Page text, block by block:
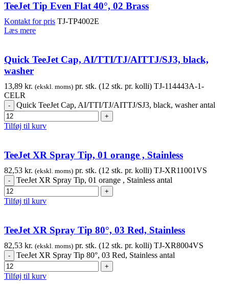
TeeJet Tip Even Flat 40°, 02 Brass
Kontakt for pris TJ-TP4002E
Læs mere
Quick TeeJet Cap, AI/TTI/TJ/AITTJ/SJ3, black,
washer
13,89 kr. (ekskl. moms) pr. stk. (12 stk. pr. kolli) TJ-114443A-1-
CELR
Quick TeeJet Cap, AI/TTI/TJ/AITTJ/SJ3, black, washer antal
Tilføj til kurv
TeeJet XR Spray Tip, 01 orange , Stainless
82,53 kr. (ekskl. moms) pr. stk. (12 stk. pr. kolli) TJ-XR11001VS
TeeJet XR Spray Tip, 01 orange , Stainless antal
Tilføj til kurv
TeeJet XR Spray Tip 80°, 03 Red, Stainless
82,53 kr. (ekskl. moms) pr. stk. (12 stk. pr. kolli) TJ-XR8004VS
TeeJet XR Spray Tip 80°, 03 Red, Stainless antal
Tilføj til kurv